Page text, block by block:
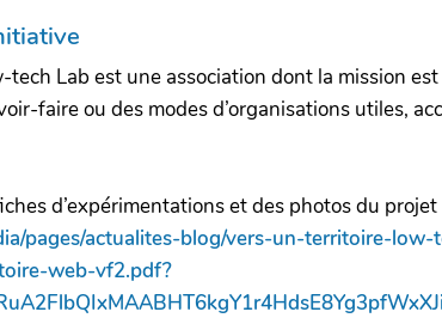
tech Lab est une association dont la mission
faire ou des modes d’organisations utiles,
d’expérimentations et des photos du projet
pages/actualites-blog/vers-un-territoire-
web-vf2.pdf?